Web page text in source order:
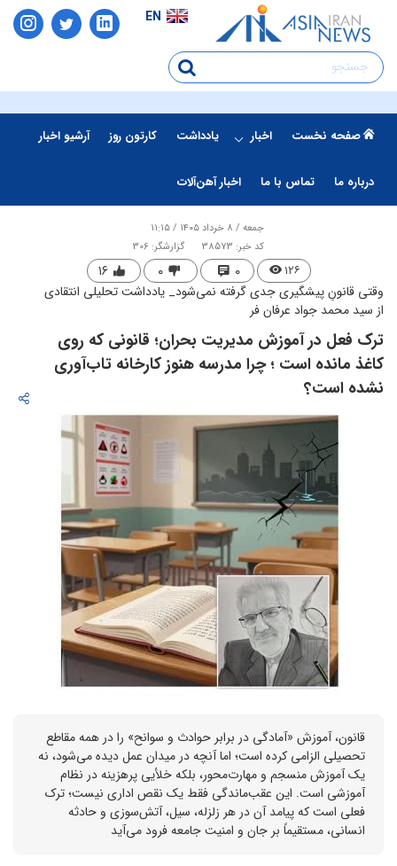
EN
صفحه نخست اخبار یادداشت کارتون روز آرشیو اخبار
درباره ما تماس با ما اخبار آهن‌آلات
جمعه / ۸ خرداد ۱۴۰۵ / ۱۱:۱۵
کد خبر: 38573
گزارشگر: 306
۱۲۶ ۰ ۰ ۱۶
وقتی قانونِ پیشگیری جدی گرفته نمی‌شود_ یادداشت تحلیلی انتقادی
از سید محمد جواد عرفان فر
ترک فعل در آموزش مدیریت بحران؛ قانونی که روی
کاغذ مانده است ؛ چرا مدرسه هنوز کارخانه تاب‌آوری
نشده است؟
قانون، آموزش «آمادگی در برابر حوادث و سوانح» را در همه مقاطع
تحصیلی الزامی کرده است؛ اما آنچه در میدان عمل دیده می‌شود، نه
یک آموزش منسجم و مهارت‌محور، بلکه خلأیی پرهزینه در نظام
آموزشی است. این عقب‌ماندگی فقط یک نقص اداری نیست؛ ترک
فعلی است که پیامد آن در هر زلزله، سیل، آتش‌سوزی و حادثه
انسانی، مستقیماً بر جان و امنیت جامعه فرود می‌آید